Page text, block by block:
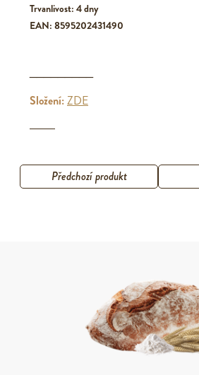
Trvanlivost: 4 dny
EAN: 8595202431490
Složení:ZDE
Předchozí produkt